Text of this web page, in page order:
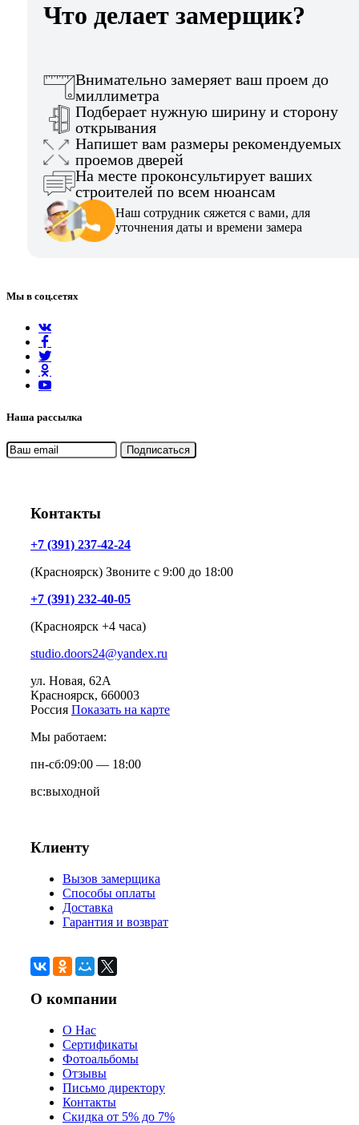
Что делает замерщик?
Внимательно замеряет ваш проем до
миллиметра
Подберает нужную ширину и сторону
открывания
Напишет вам размеры рекомендуемых
проемов дверей
На месте проконсультирует ваших
строителей по всем нюансам
Наш сотрудник сяжется с вами, для
уточнения даты и времени замера
Мы в соц.сетях
Наша рассылка
Контакты
+7 (391) 237-42-24
(Красноярск) Звоните с 9:00 до 18:00
+7 (391) 232-40-05
(Красноярск +4 часа)
studio.doors24@yandex.ru
ул. Новая, 62А
Красноярск, 660003
Россия Показать на карте
Мы работаем:
пн-сб:09:00 — 18:00
вс:выходной
Клиенту
Вызов замерщика
Способы оплаты
Доставка
Гарантия и возврат
О компании
О Нас
Сертификаты
Фотоальбомы
Отзывы
Письмо директору
Контакты
Скидка от 5% до 7%